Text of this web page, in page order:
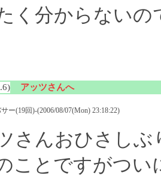
く分からない
アッツさんへ
ー(19回)-(2006/08/07(Mon) 23:18:22)
さんおひさしぶ
ことですがつい